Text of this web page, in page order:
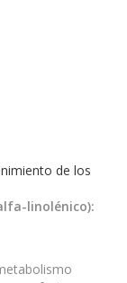
de los
linolénico):